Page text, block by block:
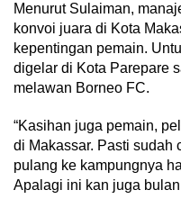
Menurut Sulaiman,
konvoi juara di Kota
kepentingan pemain.
digelar di Kota Parepare
melawan Borneo FC.
“Kasihan juga pemain,
di Makassar. Pasti sudah
pulang ke kampungnya
Apalagi ini kan juga